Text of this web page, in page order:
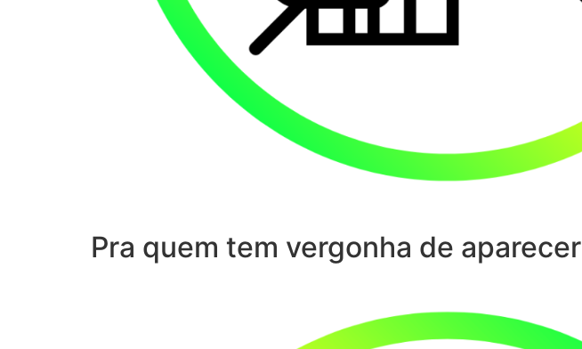
Pra quem tem vergonha de aparecer